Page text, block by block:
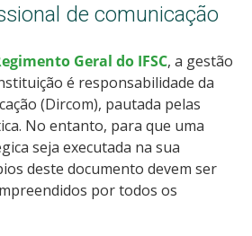
de comunicação
Geral do IFSC, a gestão
é responsabilidade da
(Dircom), pautada pelas
No entanto, para que uma
seja executada na sua
deste documento devem ser
por todos os